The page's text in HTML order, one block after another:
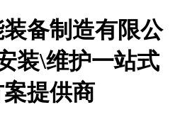
备制造有限公
装\维护一站式
提供商